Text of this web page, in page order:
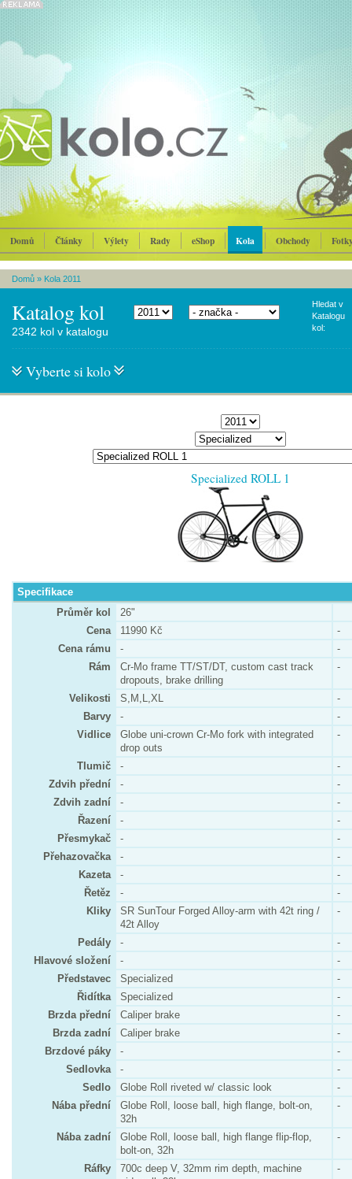
Domů Články Výlety Rady eShop Kola Obchody
Domů » Kola 2011
Katalog kol
Hledat v
Katalogu
kol:
2342 kol v katalogu
Vyberte si kolo
Specialized ROLL 1
Specifikace
Průměr kol
26"
Cena
11990 Kč
-
Cena rámu
-
-
Rám
Cr-Mo frame TT/ST/DT, custom cast track
dropouts, brake drilling
-
Velikosti S,M,L,XL
-
Barvy
-
-
Vidlice
Globe uni-crown Cr-Mo fork with integrated
drop outs
-
Tlumič -
-
Zdvih přední
-
-
Zdvih zadní
-
-
Řazení
-
-
Přesmykač
-
-
Přehazovačka
-
-
Kazeta
-
-
Řetěz
-
-
Kliky
SR SunTour Forged Alloy-arm with 42t ring /
42t Alloy
-
Pedály -
-
Hlavové složení
-
-
Představec
Specialized
-
Řidítka
Specialized
-
Brzda přední
Caliper brake
-
Brzda zadní
Caliper brake
-
Brzdové páky
-
-
Sedlovka
-
-
Sedlo
Globe Roll riveted w/ classic look
-
Nába přední
Globe Roll, loose ball, high flange, bolt-on,
32h
-
Nába zadní
Globe Roll, loose ball, high flange flip-flop,
bolt-on, 32h
-
Ráfky
700c deep V, 32mm rim depth, machine
-